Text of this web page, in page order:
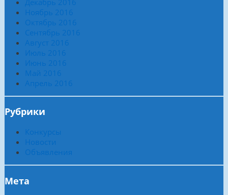
Ноябрь 2016
Октябрь 2016
Сентябрь 2016
Август 2016
Июль 2016
Июнь 2016
Май 2016
Апрель 2016
Рубрики
Конкурсы
Новости
Объявления
Мета